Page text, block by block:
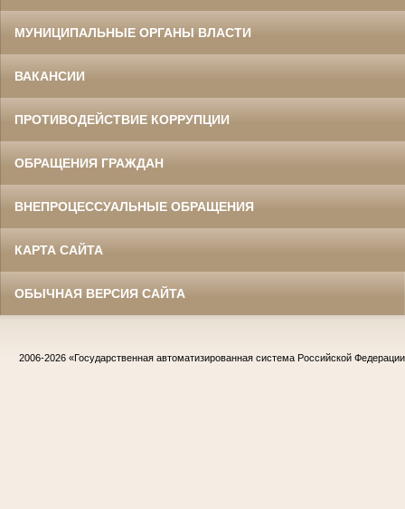
МУНИЦИПАЛЬНЫЕ ОРГАНЫ ВЛАСТИ
ВАКАНСИИ
ПРОТИВОДЕЙСТВИЕ КОРРУПЦИИ
ОБРАЩЕНИЯ ГРАЖДАН
ВНЕПРОЦЕССУАЛЬНЫЕ ОБРАЩЕНИЯ
КАРТА САЙТА
ОБЫЧНАЯ ВЕРСИЯ САЙТА
2006-2026 «Государственная автоматизированная система Российской